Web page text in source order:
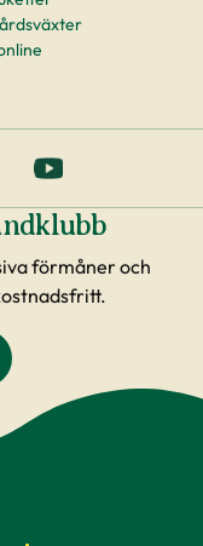
förmåner och